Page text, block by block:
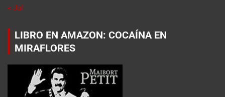
« Jul
LIBRO EN AMAZON: COCAÍNA EN
MIRAFLORES